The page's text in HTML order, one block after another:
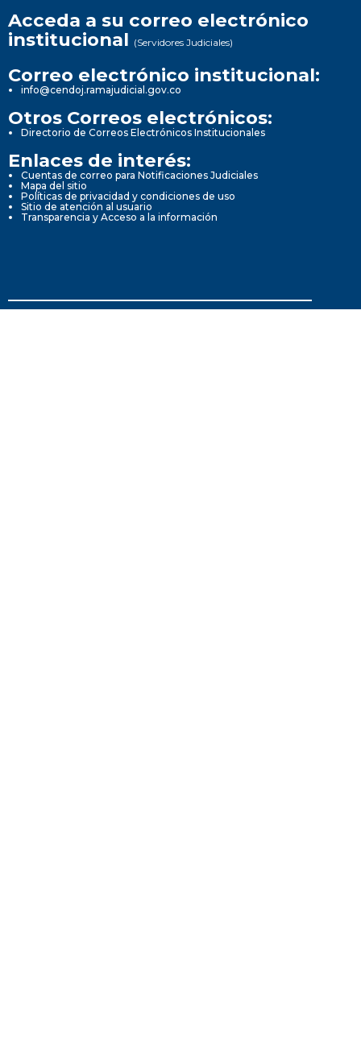
Acceda a su correo electrónico
institucional (Servidores Judiciales)
Correo electrónico institucional:
info@cendoj.ramajudicial.gov.co
Otros Correos electrónicos:
Directorio de Correos Electrónicos Institucionales
Enlaces de interés:
Cuentas de correo para Notificaciones Judiciales
Mapa del sitio
Políticas de privacidad y condiciones de uso
Sitio de atención al usuario
Transparencia y Acceso a la información